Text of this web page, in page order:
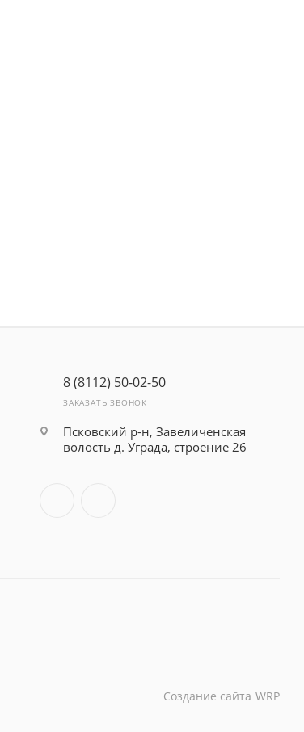
8 (8112) 50-02-50
ЗАКАЗАТЬ ЗВОНОК
Псковский р-н, Завеличенская
волость д. Уграда, строение 26
Создание сайта WRP